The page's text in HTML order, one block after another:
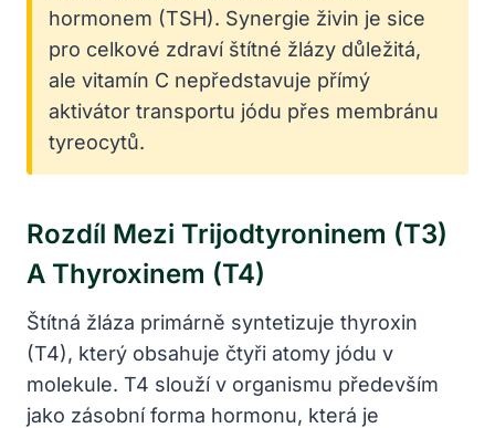
hormonem (TSH). Synergie živin je sice
pro celkové zdraví štítné žlázy důležitá,
ale vitamín C nepředstavuje přímý
aktivátor transportu jódu přes membránu
tyreocytů.
Rozdíl Mezi Trijodtyroninem (T3)
A Thyroxinem (T4)
Štítná žláza primárně syntetizuje thyroxin
(T4), který obsahuje čtyři atomy jódu v
molekule. T4 slouží v organismu především
jako zásobní forma hormonu, která je